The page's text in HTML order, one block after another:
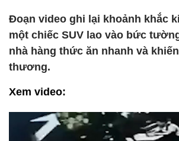
Đoạn video ghi lại khoảnh khắc
một chiếc SUV lao vào bức
nhà hàng thức ăn nhanh và
thương.
Xem video: